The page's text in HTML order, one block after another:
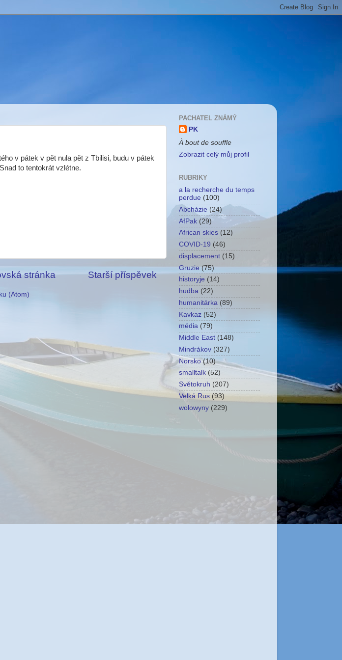
v pátek v pět nula pět z Tbilisi, budu v pátek
to tentokrát vzlétne.
Starší příspěvek
stránka
(Atom)
PACHATEL ZNÁMÝ
PK
À bout de souffle
Zobrazit celý můj profil
RUBRIKY
a la recherche du temps
perdue (100)
Abcházie (24)
AfPak (29)
African skies (12)
COVID-19 (46)
displacement (15)
Gruzie (75)
historyje (14)
hudba (22)
humanitárka (89)
Kavkaz (52)
média (79)
Middle East (148)
Mindrákov (327)
Norsko (10)
smalltalk (52)
Světokruh (207)
Velká Rus (93)
wolowyny (229)